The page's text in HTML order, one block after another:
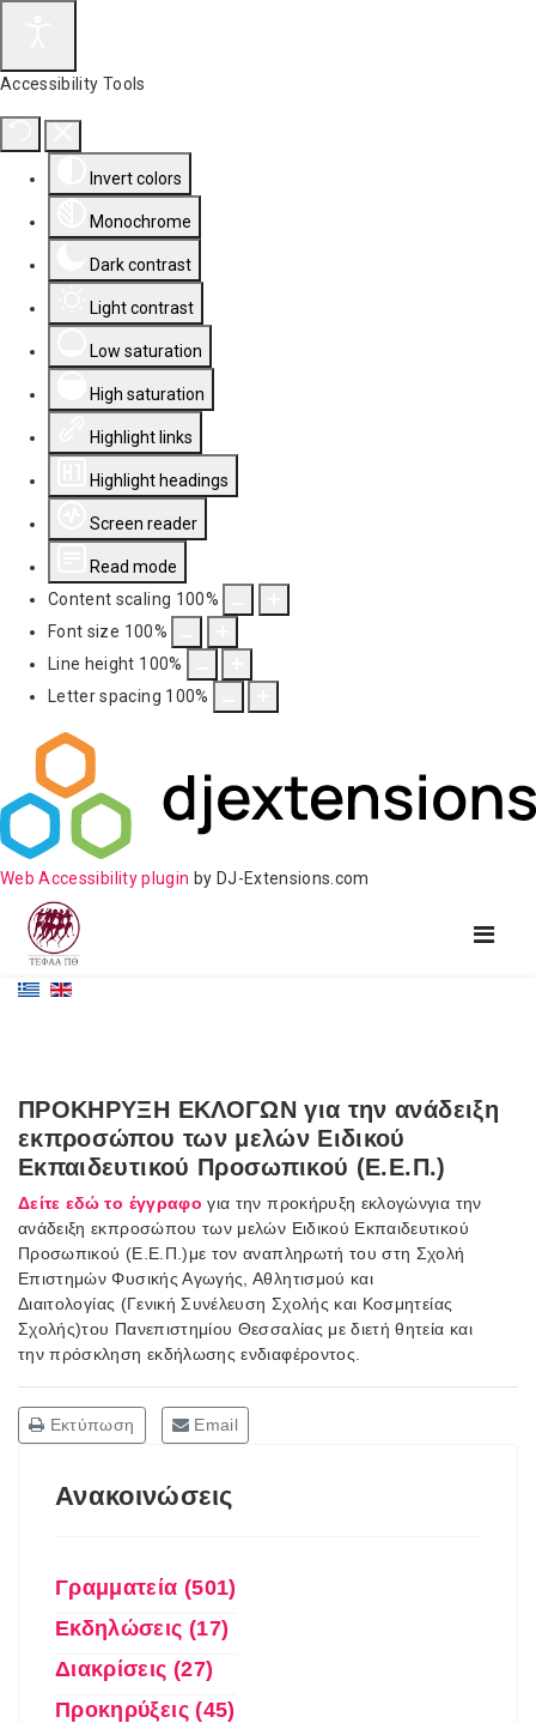
Accessibility Tools
Invert colors
Monochrome
Dark contrast
Light contrast
Low saturation
High saturation
Highlight links
Highlight headings
Screen reader
Read mode
Content scaling 100%
Font size 100%
Line height 100%
Letter spacing 100%
Web Accessibility plugin by DJ-Extensions.com
ΠΡΟΚΗΡΥΞΗ ΕΚΛΟΓΩΝ για την ανάδειξη
εκπροσώπου των μελών Ειδικού
Εκπαιδευτικού Προσωπικού (Ε.Ε.Π.)
Δείτε εδώ το έγγραφο για την προκήρυξη εκλογώνγια την
ανάδειξη εκπροσώπου των μελών Ειδικού Εκπαιδευτικού
Προσωπικού (Ε.Ε.Π.)με τον αναπληρωτή του στη Σχολή
Επιστημών Φυσικής Αγωγής, Αθλητισμού και
Διαιτολογίας (Γενική Συνέλευση Σχολής και Κοσμητείας
Σχολής)του Πανεπιστημίου Θεσσαλίας με διετή θητεία και
την πρόσκληση εκδήλωσης ενδιαφέροντος.
Εκτύπωση Email
Ανακοινώσεις
Γραμματεία (501)
Εκδηλώσεις (17)
Διακρίσεις (27)
Προκηρύξεις (45)